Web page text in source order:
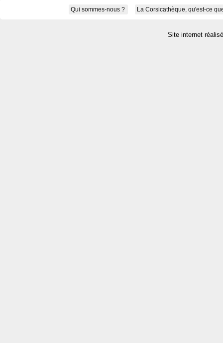
Qui sommes-nous ? La Corsicathèque, qu'est-ce
Site internet